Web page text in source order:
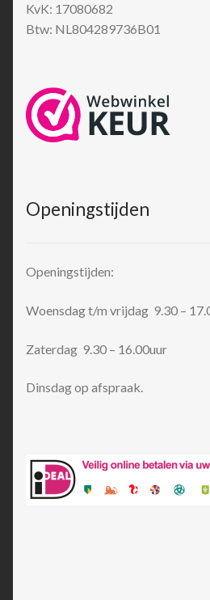
KvK: 17080682
Btw: NL804289736B01
Openingstijden
Openingstijden:
Woensdag t/m vrijdag 9.30 –
Zaterdag 9.30 – 16.00uur
Dinsdag op afspraak.